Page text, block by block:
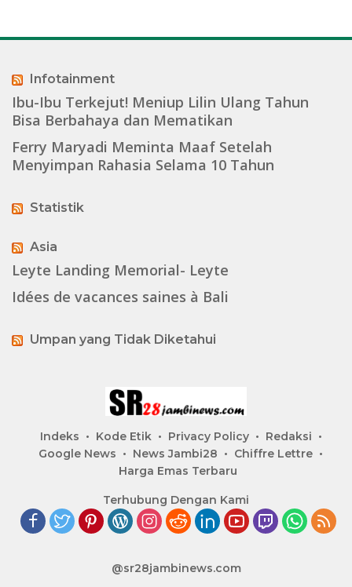
Infotainment
Ibu-Ibu Terkejut! Meniup Lilin Ulang Tahun
Bisa Berbahaya dan Mematikan
Ferry Maryadi Meminta Maaf Setelah
Menyimpan Rahasia Selama 10 Tahun
Statistik
Asia
Leyte Landing Memorial- Leyte
Idées de vacances saines à Bali
Umpan yang Tidak Diketahui
Indeks Kode Etik Privacy Policy
Redaksi
Google News
News Jambi28
Chiffre Lettre
Harga Emas Terbaru
Terhubung Dengan Kami
@sr28jambinews.com